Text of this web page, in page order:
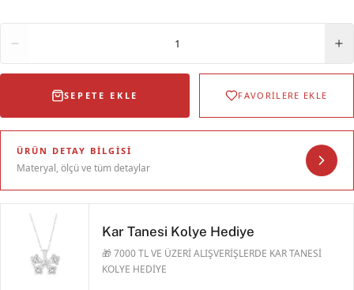
1
SEPETE EKLE FAVORİLERE EKLE
ÜRÜN DETAY BILGISI
Materyal, ölçü ve tüm detaylar
Kar Tanesi Kolye Hediye
🎁 7000 TL VE ÜZERİ ALIŞVERİŞLERDE KAR TANESİ
KOLYE HEDİYE